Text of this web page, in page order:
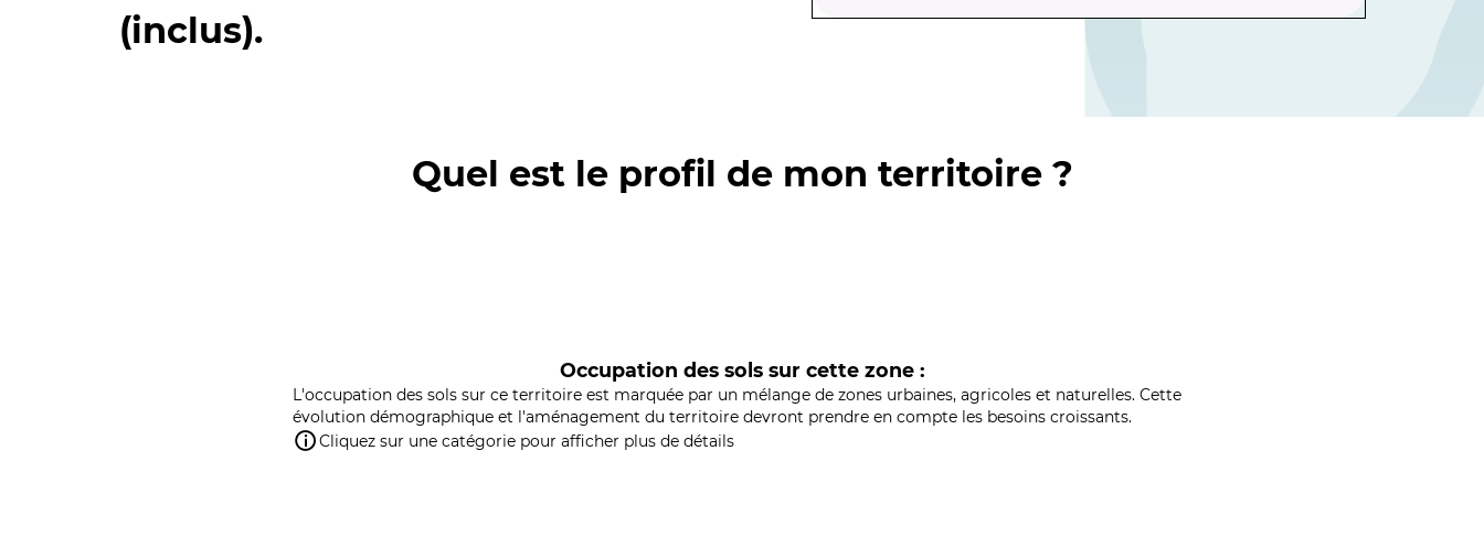
(inclus).
Quel est le profil de mon territoire ?
Occupation des sols sur cette zone :
L'occupation des sols sur ce territoire est marquée par un mélange de zones urbaines, agricoles et naturelles. Cette
évolution démographique et l'aménagement du territoire devront prendre en compte les besoins croissants.
Cliquez sur une catégorie pour afficher plus de détails